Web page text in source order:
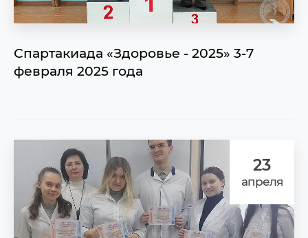
Спартакиада «Здоровье - 2025» 3-7
февраля 2025 года
23
апреля